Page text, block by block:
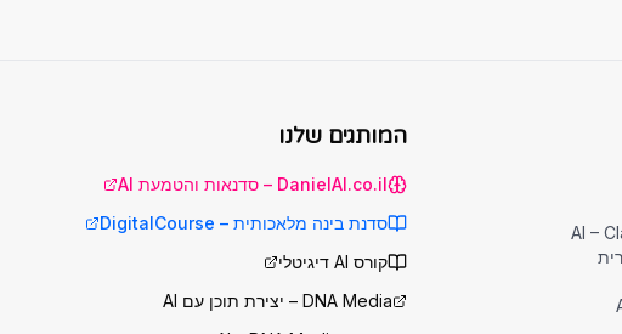
המותגים שלנו
DanielAI.co.il – סדנאות והטמעת AI
סדנת בינה מלאכותית – DigitalCourse
קורס AI דיגיטלי
DNA Media – יצירת תוכן עם AI